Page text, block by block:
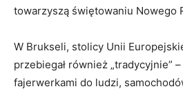
towarzyszą świętowaniu Nowego
W Brukseli, stolicy Unii
przebiegał również „tradycyjnie”
fajerwerkami do ludzi,